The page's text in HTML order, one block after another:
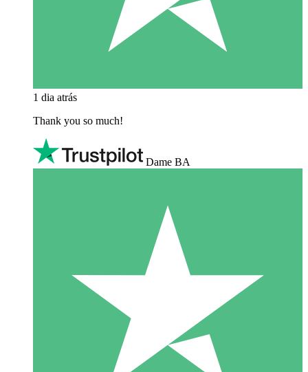
1 dia atrás
Thank you so much!
Dame BA